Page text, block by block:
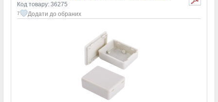
Код товару: 36275
7 Додати до обраних